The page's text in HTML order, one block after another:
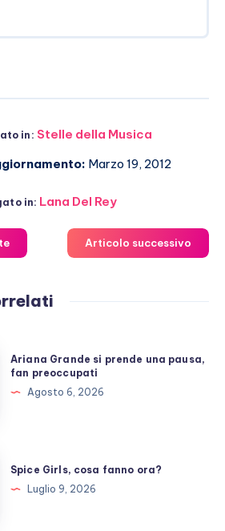
in: Stelle della Musica
Marzo 19, 2012
in: Lana Del Rey
Articolo successivo
Ariana Grande si prende una pausa,
fan preoccupati
Agosto 6, 2026
Spice Girls, cosa fanno ora?
Luglio 9, 2026